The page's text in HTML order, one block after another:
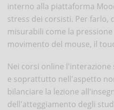
interno alla piattaforma
stress dei corsisti. Per farlo,
misurabili come la
movimento del mouse, il
Nei corsi online
e soprattutto nell'aspetto
bilanciare la lezione
dell'atteggiamento degli